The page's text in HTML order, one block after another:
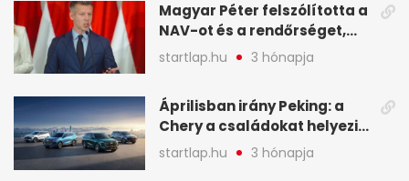
Magyar Péter felszólította a
NAV-ot és a rendőrséget,
tartóztassák le a NER-es
oligarchákat - A hét
startlap.hu 3 hónapja
Áprilisban irány Peking: a
Chery a családokat helyezi
globális mobilitási
programja középpontjába
startlap.hu 3 hónapja